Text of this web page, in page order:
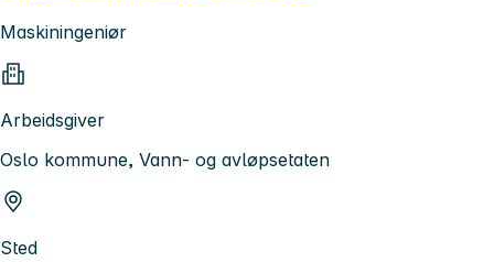
Maskiningeniør
Arbeidsgiver
Oslo kommune, Vann- og avløpsetaten
Sted